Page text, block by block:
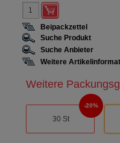
Beipackzettel
Suche Produkt
Suche Anbieter
Weitere
Weitere
30 St
20%